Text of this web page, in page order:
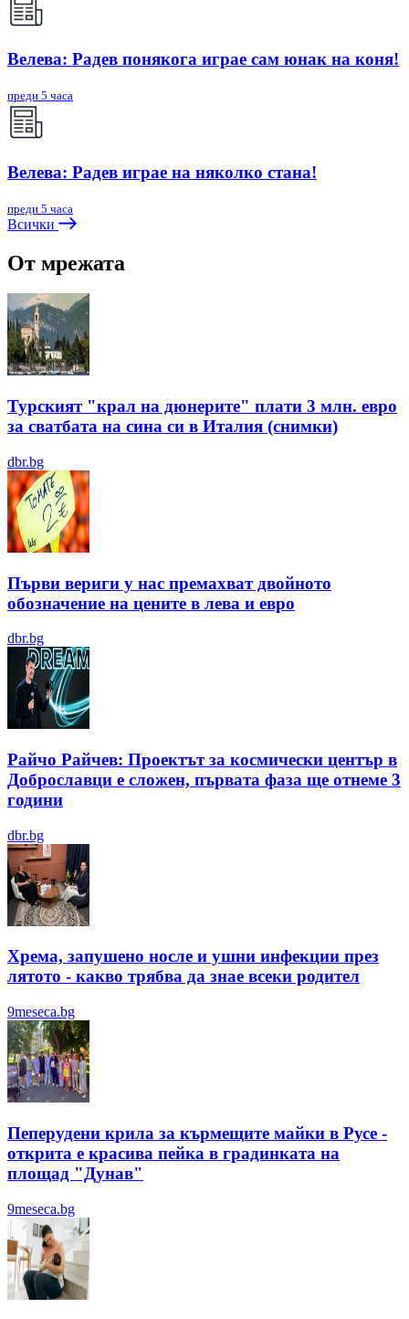
Велева: Радев понякога играе сам юнак на коня!
преди 5 часа
Велева: Радев играе на няколко стана!
преди 5 часа
Всички
От мрежата
Турският "крал на дюнерите" плати 3 млн. евро
за сватбата на сина си в Италия (снимки)
dbr.bg
Първи вериги у нас премахват двойното
обозначение на цените в лева и евро
dbr.bg
Райчо Райчев: Проектът за космически център в
Доброславци е сложен, първата фаза ще отнеме 3
години
dbr.bg
Хрема, запушено носле и ушни инфекции през
лятотo - какво трябва да знае всеки родител
9meseca.bg
Пеперудени крила за кърмещите майки в Русе -
открита е красива пейка в градинката на
площад "Дунав"
9meseca.bg